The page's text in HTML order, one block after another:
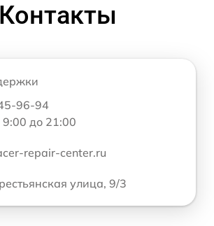
Контакты
96-94
до 21:00
repair-center.ru
улица, 9/3